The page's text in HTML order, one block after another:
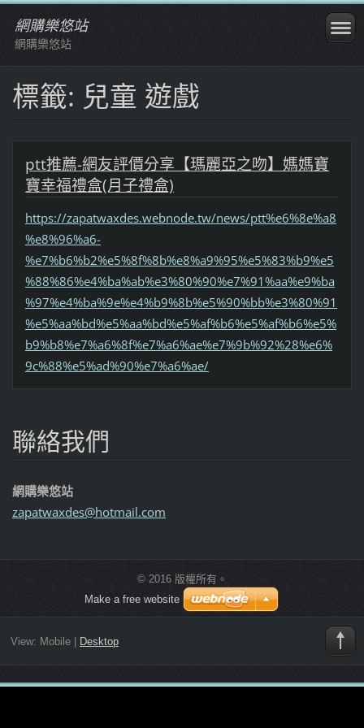
網購樂悠站
網購樂悠站
標籤: 兒童 遊戲
ptt推薦-網友評價分享【瑪麗亞之吻】媽媽寶
寶幸福禮盒(月子禮盒)
https://zapatwaxdes.webnode.tw/news/ptt%e6%8e%a8
%e8%96%a6-
%e7%b6%b2%e5%8f%8b%e8%a9%95%e5%83%b9%e5
%88%86%e4%ba%ab%e3%80%90%e7%91%aa%e9%ba
%97%e4%ba%9e%e4%b9%8b%e5%90%bb%e3%80%91
%e5%aa%bd%e5%aa%bd%e5%af%b6%e5%af%b6%e5%
b9%b8%e7%a6%8f%e7%a6%ae%e7%9b%92%28%e6%
9c%88%e5%ad%90%e7%a6%ae/
聯絡我們
網購樂悠站
zapatwaxdes@hotmail.com
© 2016 版權所有。
Make a free website
View: Mobile| Desktop